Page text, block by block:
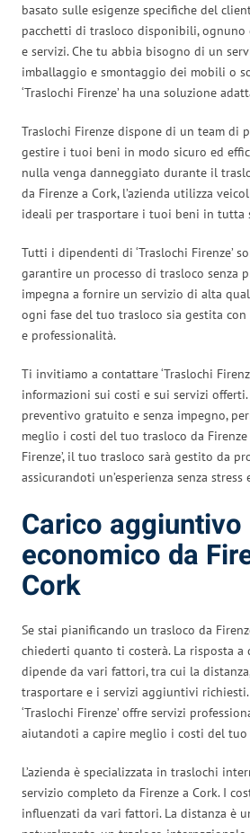
basato sulle esigenze specifiche del
pacchetti di trasloco disponibili, ognuno
e servizi. Che tu abbia bisogno di un
imballaggio e smontaggio dei mobili o
‘Traslochi Firenze’ ha una soluzione
Traslochi Firenze dispone di un team di
gestire i tuoi beni in modo sicuro ed
nulla venga danneggiato durante il
da Firenze a Cork, l’azienda utilizza
ideali per trasportare i tuoi beni in tutta
Tutti i dipendenti di ‘Traslochi Firenze’
garantire un processo di trasloco senza
impegna a fornire un servizio di alta
ogni fase del tuo trasloco sia gestita con
e professionalità.
Ti invitiamo a contattare ‘Traslochi
informazioni sui costi e sui servizi offerti.
preventivo gratuito e senza impegno,
meglio i costi del tuo trasloco da Firenze
Firenze’, il tuo trasloco sarà gestito da
assicurandoti un’esperienza senza
Carico aggiuntivo
economico da
Cork
Se stai pianificando un trasloco da
chiederti quanto ti costerà. La risposta a
dipende da vari fattori, tra cui la
trasportare e i servizi aggiuntivi richiesti.
‘Traslochi Firenze’ offre servizi
aiutandoti a capire meglio i costi del tuo
L’azienda è specializzata in traslochi
servizio completo da Firenze a Cork. I
influenzati da vari fattori. La distanza è